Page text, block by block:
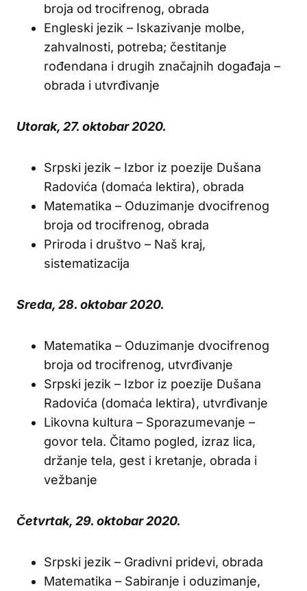
broja od trocifrenog, obrada
Engleski jezik – Iskazivanje molbe,
zahvalnosti, potreba; čestitanje
rođendana i drugih značajnih događaja –
obrada i utvrđivanje
Utorak, 27. oktobar 2020.
Srpski jezik – Izbor iz poezije Dušana
Radovića (domaća lektira), obrada
Matematika – Oduzimanje dvocifrenog
broja od trocifrenog, obrada
Priroda i društvo – Naš kraj,
sistematizacija
Sreda, 28. oktobar 2020.
Matematika – Oduzimanje dvocifrenog
broja od trocifrenog, utvrđivanje
Srpski jezik – Izbor iz poezije Dušana
Radovića (domaća lektira), utvrđivanje
Likovna kultura – Sporazumevanje –
govor tela. Čitamo pogled, izraz lica,
držanje tela, gest i kretanje, obrada i
vežbanje
Četvrtak, 29. oktobar 2020.
Srpski jezik – Gradivni pridevi, obrada
Matematika – Sabiranje i oduzimanje,